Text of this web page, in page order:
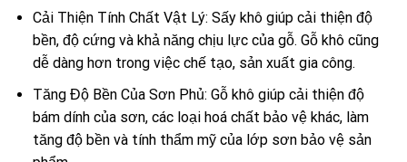
Cải Thiện Tính Chất Vật Lý: Sấy khô giúp cải thiện độ
bền, độ cứng và khả năng chịu lực của gỗ. Gỗ khô cũng
dễ dàng hơn trong việc chế tạo, sản xuất gia công.
Tăng Độ Bền Của Sơn Phủ: Gỗ khô giúp cải thiện độ
bám dính của sơn, các loại hoá chất bảo vệ khác, làm
tăng độ bền và tính thẩm mỹ của lớp sơn bảo vệ sản